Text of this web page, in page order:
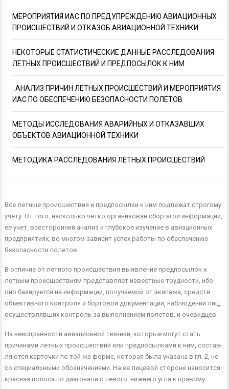
МЕРОПРИЯТИЯ ИАС ПО ПРЕДУПРЕЖДЕНИЮ АВИАЦИОННЫХ
ПРОИСШЕСТВИЙ И ОТКАЗОБ АВИАЦИОННОЙ ТЕХНИКИ
НЕКОТОРЫЕ СТАТИСТИЧЕСКИЕ ДАННЫЕ РАССЛЕДОВАНИЯ
ЛЕТНЫХ ПРОИСШЕСТВИЙ И ПРЕДПОСЫЛОК К НИМ
. АНАЛИЗ ПРИЧИН ЛЕТНЫХ ПРОИСШЕСТВИЙ И МЕРОПРИЯТИЯ
ИАС ПО ОБЕСПЕЧЕНИЮ БЕЗОПАСНОСТИ ПОЛЕТОВ
МЕТОДЫ ИССЛЕДОВАНИЯ АВАРИЙНЫХ И ОТКАЗАВШИХ
ОБЪЕКТОВ АВИАЦИОННОЙ ТЕХНИКИ
МЕТОДИКА РАССЛЕДОВАНИЯ ЛЕТНЫХ ПРОИСШЕСТВИЙ
Все летные происшествия и предпосылки к ним подлежат строго­му
учету. От того, насколько четко организован сбор этой информа­ции,
ее учет, всесторонний анализ и глубокое изучение в авиацион­ных
предприятиях, во многом зависит успех работы по обеспечению
безопасности полетов.
В отличие от летного происшествия выявление предпосылок к
летным происшествиям представляет известные трудности, ибо
оно базируется на информации, получаемой от экипажа, средств
объек­тивного контроля и бортовой документации, наблюдений лиц,
осу­ществлявших контроль за выполнением полетов, и очевидцев.
На неисправности авиационной техники, которые могут стать
причинами летных происшествий или предпосылками к ним, состав­
ляются карточки по той же форме, которая была указана в гл. 2, но
со специальными обозначениями. На ее лицевой стороне наносит­ся
красная полоса по диагонали с левого. нижнего угла к правому